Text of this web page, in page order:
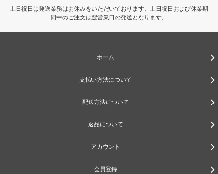
土日祝日は発送業務はお休みをいただいております。土日祝日および休業期
間中のご注文は翌営業日の発送となります。
ホーム
支払い方法について
配送方法について
返品について
アカウント
会員登録